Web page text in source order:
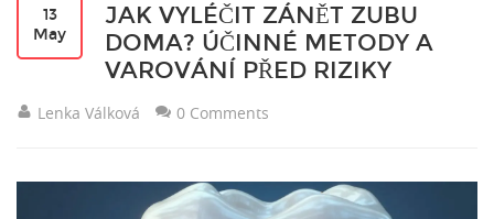
13
May
JAK VYLÉČIT ZÁNĚT ZUBU
DOMA? ÚČINNÉ METODY A
VAROVÁNÍ PŘED RIZIKY
Lenka Válková 0 Comments